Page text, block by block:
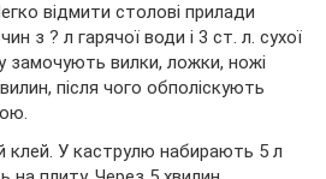
відмити столові прилади
з ? л гарячої води і 3 ст. л. сухої
замочують вилки, ложки, ножі
після чого обполіскують
клей. У каструлю набирають 5 л